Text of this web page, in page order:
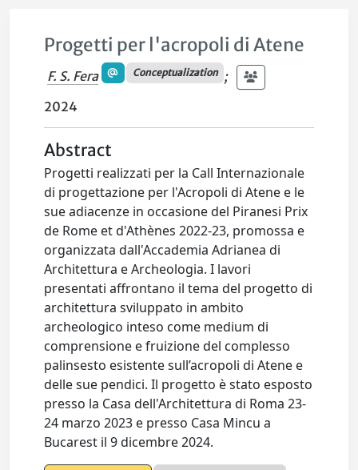
Progetti per l'acropoli di Atene
F. S. Fera Conceptualization ;
2024
Abstract
Progetti realizzati per la Call Internazionale
di progettazione per l'Acropoli di Atene e le
sue adiacenze in occasione del Piranesi Prix
de Rome et d'Athènes 2022-23, promossa e
organizzata dall'Accademia Adrianea di
Architettura e Archeologia. I lavori
presentati affrontano il tema del progetto di
architettura sviluppato in ambito
archeologico inteso come medium di
comprensione e fruizione del complesso
palinsesto esistente sull’acropoli di Atene e
delle sue pendici. Il progetto è stato esposto
presso la Casa dell'Architettura di Roma 23-
24 marzo 2023 e presso Casa Mincu a
Bucarest il 9 dicembre 2024.